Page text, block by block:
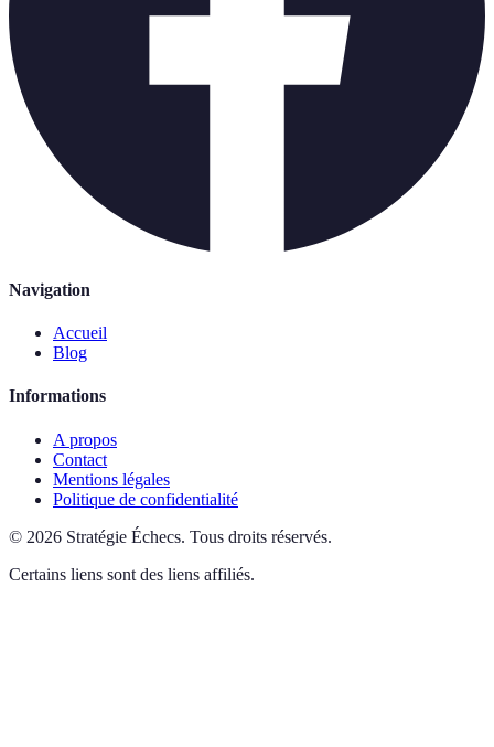
Navigation
Accueil
Blog
Informations
A propos
Contact
Mentions légales
Politique de confidentialité
© 2026 Stratégie Échecs. Tous droits réservés.
Certains liens sont des liens affiliés.